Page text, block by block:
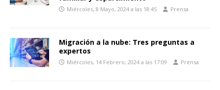
Miércoles, 8 Mayo, 2024 a las 18:45 Prensa
Migración a la nube: Tres preguntas a
expertos
Miércoles, 14 Febrero, 2024 a las 17:09 Prensa